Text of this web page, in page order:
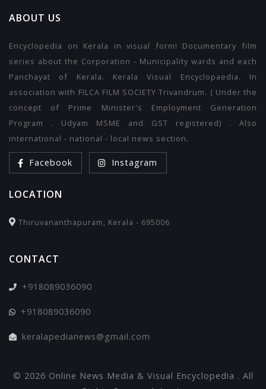
ABOUT US
Encyclopedia on Kerala in visual form! Documentary film
series about the Corporation - Municipality wards and each
Panchayat of Kerala. Kerala Visual Encyclopaedia. In
association with FILCA FILM SOCIETY Trivandrum. ( Under the
concept of Prime Minister's Employment Generation
Program . Udyam MSME and GST registered) . Also
international - national - local news section.
Facebook Instagram
LOCATION
Thiruvananthapuram, Kerala - 695006
CONTACT
+918089036090
+918089036090
keralapedianews@gmail.com
© 2026 Online News Media & Visual Encyclopedia . All